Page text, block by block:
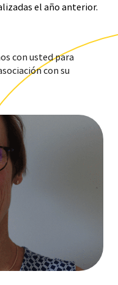
el año anterior.
con usted para
con su